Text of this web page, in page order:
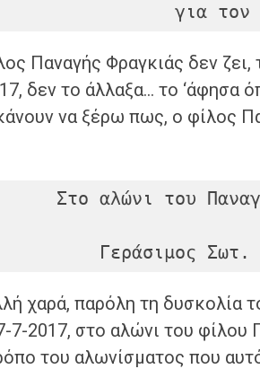
Παναγής Φραγκιάς δεν
δεν το άλλαξα… το ‘άφησα
να ξέρω πως, ο φίλος
χαρά, παρόλη τη δυσκολία
7-2017, στο αλώνι του φίλου
του αλωνίσματος που